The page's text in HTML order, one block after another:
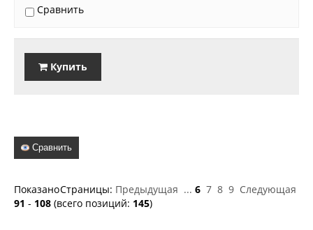
Сравнить
Купить
Сравнить
Страницы: Предыдущая ... 6 7 8 9 Следующая
Показано
91 - 108 (всего позиций: 145)